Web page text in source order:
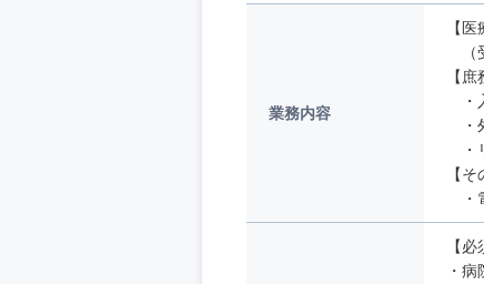
業務内容
【
（
【庶
・
・
・
【
・
【必
・